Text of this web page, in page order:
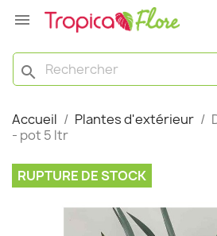

search
Accueil Plantes d'extérieur
- pot 5 ltr
RUPTURE DE STOCK